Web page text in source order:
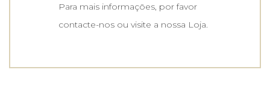
Para mais informações, por favor
contacte-nos ou visite a nossa Loja.